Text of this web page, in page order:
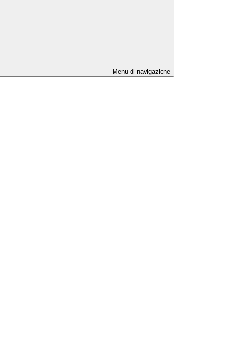
Menu di navigazione